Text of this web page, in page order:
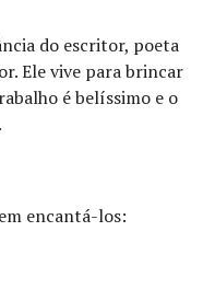
do escritor, poeta
Ele vive para brincar
é belíssimo e o
encantá-los: